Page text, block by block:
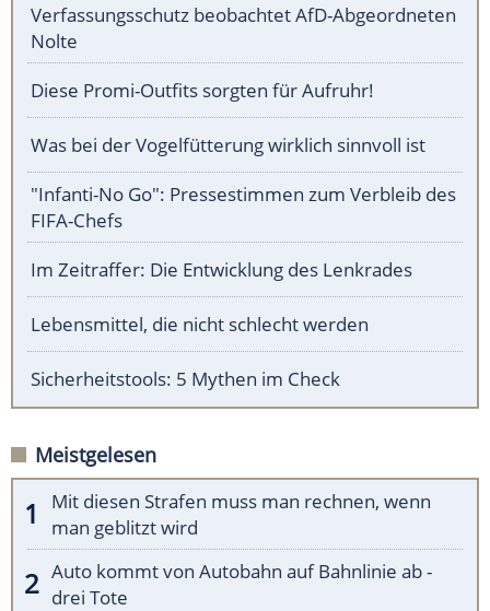
Verfassungsschutz beobachtet AfD-Abgeordneten
Nolte
Diese Promi-Outfits sorgten für Aufruhr!
Was bei der Vogelfütterung wirklich sinnvoll ist
"Infanti-No Go": Pressestimmen zum Verbleib des
FIFA-Chefs
Im Zeitraffer: Die Entwicklung des Lenkrades
Lebensmittel, die nicht schlecht werden
Sicherheitstools: 5 Mythen im Check
Meistgelesen
Mit diesen Strafen muss man rechnen, wenn
man geblitzt wird
Auto kommt von Autobahn auf Bahnlinie ab -
drei Tote